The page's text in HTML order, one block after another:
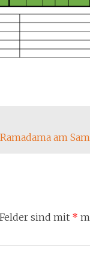
Ramadama am
sind mit *